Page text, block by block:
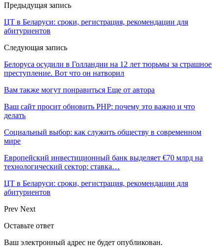
Предыдущая запись
ЦТ в Беларуси: сроки, регистрация, рекомендации для
абитуриентов
Следующая запись
Белоруса осудили в Голландии на 12 лет тюрьмы за страшное
преступление. Вот что он натворил
Вам также могут понравиться Еще от автора
Ваш сайт просит обновить PHP: почему это важно и что
делать
Социальный выбор: как служить обществу в современном
мире
Европейский инвестиционный банк выделяет €70 млрд на
технологический сектор: ставка…
ЦТ в Беларуси: сроки, регистрация, рекомендации для
абитуриентов
Prev Next
Оставьте ответ
Ваш электронный адрес не будет опубликован.